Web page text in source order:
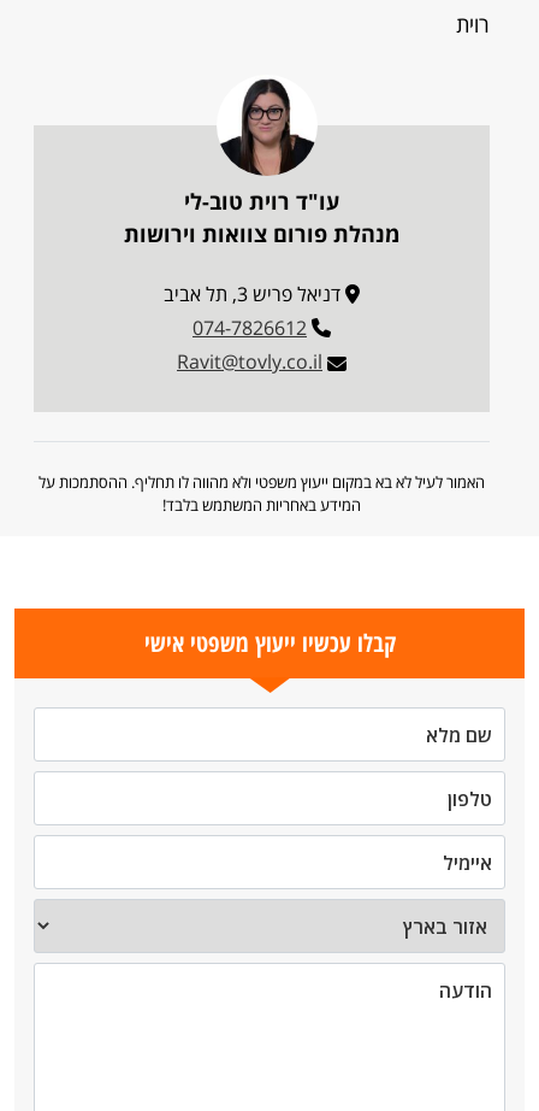
רוית
עו"ד רוית טוב-לי
מנהלת פורום צוואות וירושות
דניאל פריש 3, תל אביב
074-7826612
Ravit@tovly.co.il
האמור לעיל לא בא במקום ייעוץ משפטי ולא מהווה לו תחליף. ההסתמכות על
המידע באחריות המשתמש בלבד!
קבלו עכשיו ייעוץ משפטי אישי